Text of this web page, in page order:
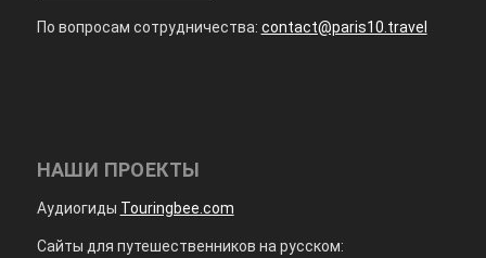
По вопросам сотрудничества: contact@paris10.travel
НАШИ ПРОЕКТЫ
Аудиогиды Touringbee.com
Сайты для путешественников на русском: